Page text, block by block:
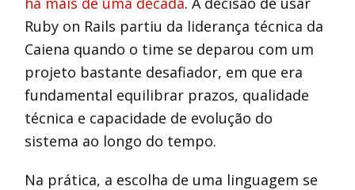
Ruby on Rails partiu da liderança técnica da
Caiena quando o time se deparou com um
projeto bastante desafiador, em que era
fundamental equilibrar prazos, qualidade
técnica e capacidade de evolução do
sistema ao longo do tempo.
Na prática, a escolha de uma linguagem se